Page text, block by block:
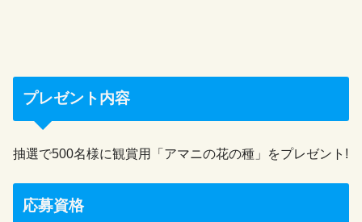
プレゼント内容
抽選で500名様に観賞用「アマニの花の種」をプレゼント!
応募資格